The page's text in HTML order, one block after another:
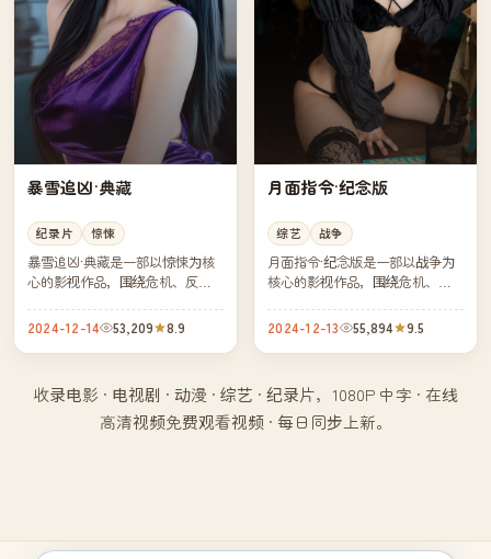
暴雪追凶·典藏
纪录片 惊悚
暴雪追凶·典藏是一部以惊悚为核
心的影视作品，围绕危机、反转
凑，值得推荐观看。
2024-12-14 53,209 8.9
月面指令·纪念版
综艺 战争
月面指令·纪念版是一部以战争为
核心的影视作品，围绕危机、反
凑，值得推荐观看。
2024-12-13 55,894 9.5
收录电影 · 电视剧 · 动漫 · 综艺 · 纪录片，1080P 中字 · 在线
高清视频免费观看视频 · 每日同步上新。